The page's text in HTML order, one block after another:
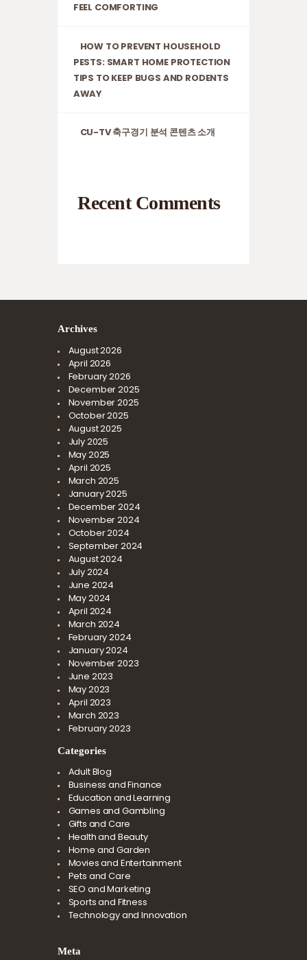
FEEL COMFORTING
HOW TO PREVENT HOUSEHOLD
PESTS: SMART HOME PROTECTION
TIPS TO KEEP BUGS AND RODENTS
AWAY
CU-TV 축구경기 분석 콘텐츠 소개
Recent Comments
Archives
August2026
April 2026
February2026
December2025
November2025
October2025
August2025
July2025
May2025
April 2025
March 2025
January2025
December2024
November2024
October2024
September2024
August2024
July2024
June 2024
May2024
April 2024
March 2024
February2024
January2024
November2023
June 2023
May2023
April 2023
March 2023
February2023
Categories
Adult Blog
Business and Finance
Education and Learning
Games and Gambling
Gifts and Care
Health and Beauty
Home and Garden
Movies and Entertainment
Pets and Care
SEO and Marketing
Sports and Fitness
Technology and Innovation
Meta